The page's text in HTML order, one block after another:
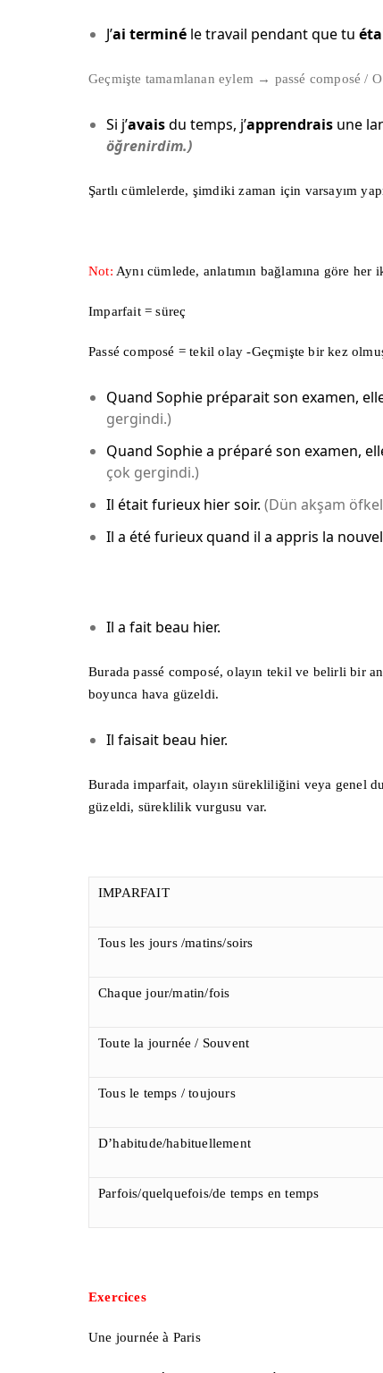
J’ai terminé le travail pendant que tu
Geçmişte tamamlanan eylem → passé composé /
Si j’avaisdu temps, j’apprendrais une
öğrenirdim.)
Şartlı cümlelerde, şimdiki zaman için varsayım
Not: Aynı cümlede, anlatımın bağlamına göre
Imparfait = süreç
Passé composé = tekil olay -Geçmişte bir kez
Quand Sophie préparait son examen,
gergindi.)
Quand Sophie a préparé son examen,
çok gergindi.)
Il était furieux hier soir. (Dün akşam
Il a été furieux quand il a appris la
Il a fait beau hier.
Burada passé composé, olayın tekil ve belirli bir
boyunca hava güzeldi.
Il faisait beau hier.
Burada imparfait, olayın sürekliliğini veya genel
güzeldi, süreklilik vurgusu var.
IMPARFAIT
Tous les jours /matins/soirs
Chaque jour/matin/fois
Toute la journée / Souvent
Tous le temps / toujours
D’habitude/habituellement
Parfois/quelquefois/de temps en temps
Exercices
Une journée à Paris